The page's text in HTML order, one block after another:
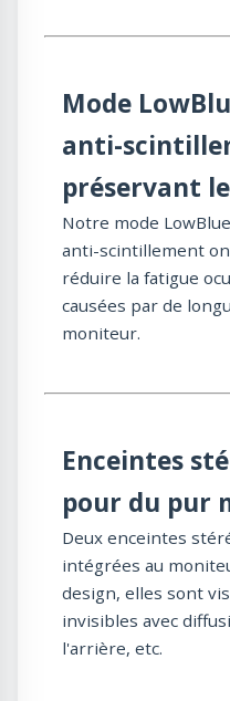
Mode
anti-
préservant
Notre mode
anti-scintillement
réduire la fatigue
causées par de
moniteur.
Enceintes
pour du pur
Deux enceintes
intégrées au
design, elles sont
invisibles avec
l'arrière, etc.